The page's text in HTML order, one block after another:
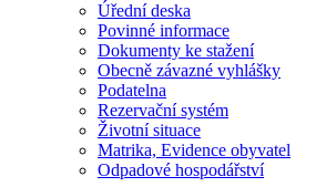
Úřední deska
Povinné informace
Dokumenty ke stažení
Obecně závazné vyhlášky
Podatelna
Rezervační systém
Životní situace
Matrika, Evidence obyvatel
Odpadové hospodářství